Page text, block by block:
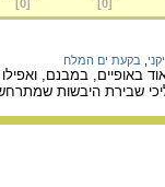
[
0
]
[
0
]
בקעת ים המלח
באופיים, במבנם,
שבירת היבשות